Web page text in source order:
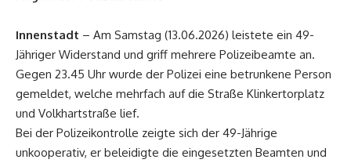
Innenstadt – Am Samstag (13.06.2026) leistete ein 49-
Jähriger Widerstand und griff mehrere Polizeibeamte an.
Gegen 23.45 Uhr wurde der Polizei eine betrunkene Person
gemeldet, welche mehrfach auf die Straße Klinkertorplatz
und Volkhartstraße lief.
Bei der Polizeikontrolle zeigte sich der 49-Jährige
unkooperativ, er beleidigte die eingesetzten Beamten und